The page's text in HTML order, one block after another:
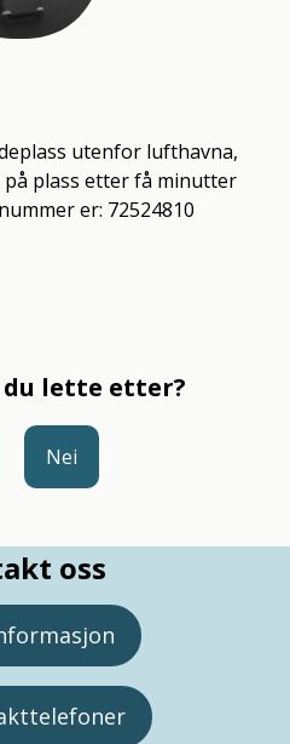
utenfor lufthavna,
plass etter få minutter
er: 72524810
du lette etter?
Nei
oss